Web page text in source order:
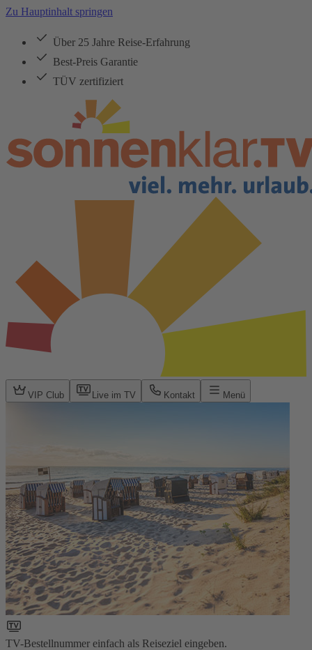
Zu Hauptinhalt springen
Über 25 Jahre Reise-Erfahrung
Best-Preis Garantie
TÜV zertifiziert
VIP Club Live im TV Kontakt Menü
TV-Bestellnummer einfach als Reiseziel eingeben.